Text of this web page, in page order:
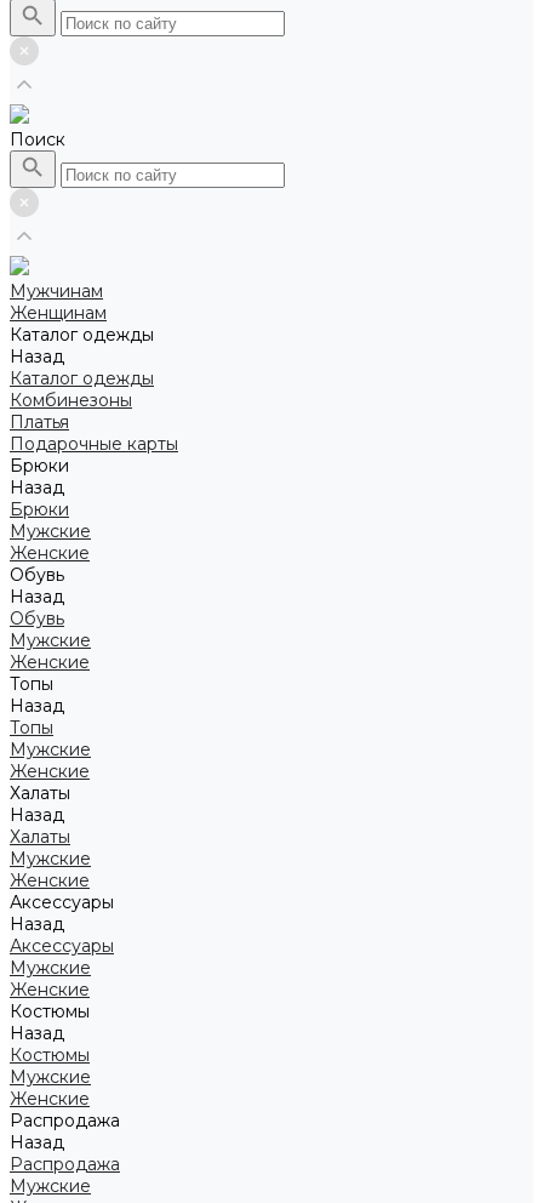
Поиск
Мужчинам
Женщинам
Каталог одежды
Назад
Каталог одежды
Комбинезоны
Платья
Подарочные карты
Брюки
Назад
Брюки
Мужские
Женские
Обувь
Назад
Обувь
Мужские
Женские
Топы
Назад
Топы
Мужские
Женские
Халаты
Назад
Халаты
Мужские
Женские
Аксессуары
Назад
Аксессуары
Мужские
Женские
Костюмы
Назад
Костюмы
Мужские
Женские
Распродажа
Назад
Распродажа
Мужские